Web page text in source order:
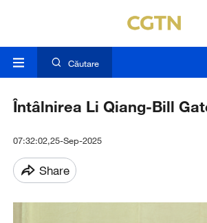
Căutare
Întâlnirea Li Qiang-Bill
07:32:02,25-Sep-2025
Share